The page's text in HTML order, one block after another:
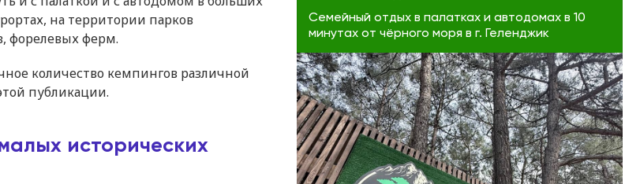
на территории парков
форелевых ферм.
количество кемпингов различной
публикации.
исторических
Семейный отдых в палатках и автодомах в 10
минутах от чёрного моря в г. Геленджик